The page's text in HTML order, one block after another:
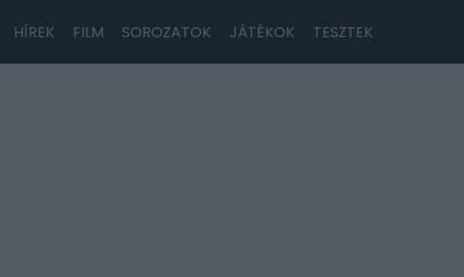
HÍREK FILM SOROZATOK JÁTÉKOK TESZTEK